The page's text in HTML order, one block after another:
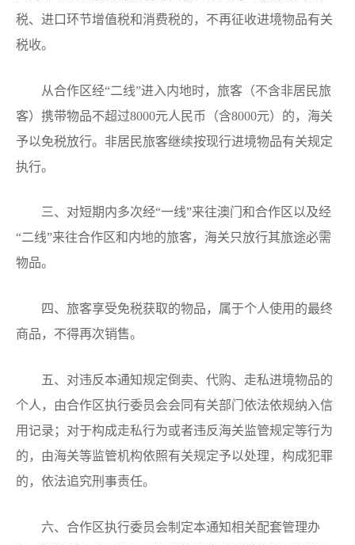
税、进口环节增值税和消费税的，不再征收进境物品有关
税收。
从合作区经“二线”进入内地时，旅客（不含非居民旅
客）携带物品不超过8000元人民币（含8000元）的，海关
予以免税放行。非居民旅客继续按现行进境物品有关规定
执行。
三、对短期内多次经“一线”来往澳门和合作区以及经
“二线”来往合作区和内地的旅客，海关只放行其旅途必需
物品。
四、旅客享受免税获取的物品，属于个人使用的最终
商品，不得再次销售。
五、对违反本通知规定倒卖、代购、走私进境物品的
个人，由合作区执行委员会会同有关部门依法依规纳入信
用记录；对于构成走私行为或者违反海关监管规定等行为
的，由海关等监管机构依照有关规定予以处理，构成犯罪
的，依法追究刑事责任。
六、合作区执行委员会制定本通知相关配套管理办